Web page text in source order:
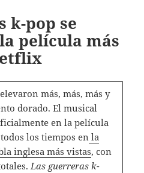
k-pop se
película más
más, más, más y
dorado. El musical
en la película
los tiempos en la
inglesa más vistas, con
Las guerreras k-